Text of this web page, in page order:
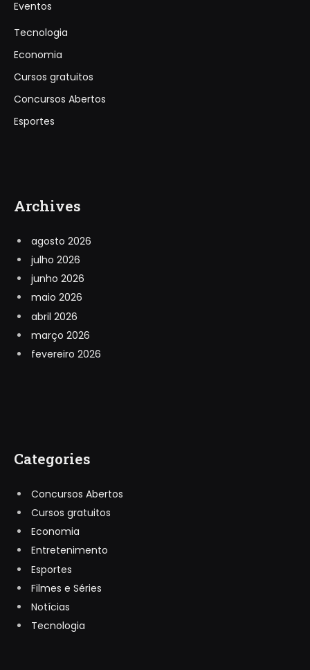
Eventos
Tecnologia
Economia
Cursos gratuitos
Concursos Abertos
Esportes
Archives
agosto 2026
julho 2026
junho 2026
maio 2026
abril 2026
março 2026
fevereiro 2026
Categories
Concursos Abertos
Cursos gratuitos
Economia
Entretenimento
Esportes
Filmes e Séries
Notícias
Tecnologia